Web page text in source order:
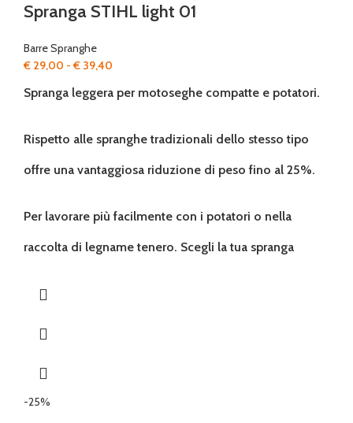
Spranga STIHL light 01
Barre Spranghe
€ 29,00 - € 39,40
prezzo:
€ 29,00
€ 39,40
Spranga leggera per motoseghe compatte e potatori.
Rispetto alle spranghe tradizionali dello stesso tipo
offre una vantaggiosa riduzione di peso fino al 25%.
Per lavorare più facilmente con i potatori o nella
raccolta di legname tenero. Scegli la tua spranga
-25%